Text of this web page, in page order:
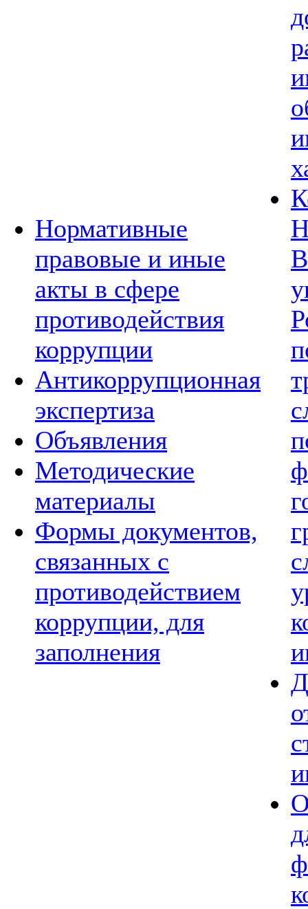
Нормативные
правовые и иные
акты в сфере
противодействия
коррупции
Антикоррупционная
экспертиза
Объявления
Методические
материалы
Формы документов,
связанных с
противодействием
коррупции, для
заполнения